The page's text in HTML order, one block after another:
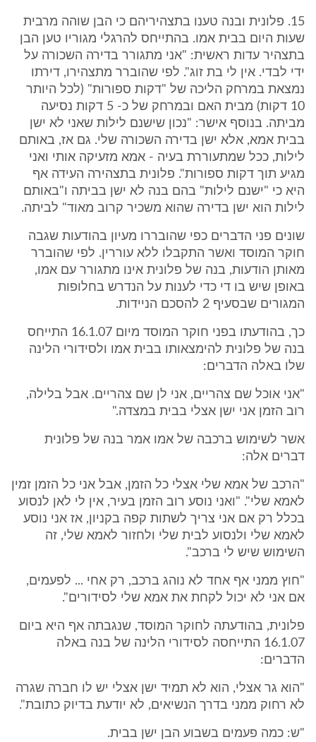
15. פלונית ובנה טענו בתצהיריהם כי הבן שוהה מרבית
שעות היום בבית אמו. בהתייחס להרגלי מגוריו טען הבן
בתצהיר עדות ראשית: "אני מתגורר בדירה השכורה על
ידי לבדי. אין לי בת זוג". לפי שהוברר מתצהירו, דירתו
נמצאת במרחק הליכה של "דקות ספורות" (לכל היותר
10 דקות) מבית האם ובמרחק של כ- 5 דקות נסיעה
מביתה. בנוסף אישר: "נכון שישנם לילות שאני לא ישן
בבית אמא, אלא ישן בדירה השכורה שלי. גם אז, באותם
לילות, ככל שמתעוררת בעיה - אמא מזעיקה אותי ואני
מגיע תוך דקות ספורות". פלונית בתצהירה העידה אף
היא כי "ישנם לילות" בהם בנה לא ישן בביתה ו"באותם
לילות הוא ישן בדירה שהוא משכיר קרוב מאוד" לביתה.
שונים פני הדברים כפי שהובררו מעיון בהודעות שגבה
חוקר המוסד ואשר התקבלו ללא עוררין. לפי שהוברר
מאותן הודעות, בנה של פלונית אינו מתגורר עם אמו,
באופן שיש בו די כדי לענות על הנדרש בחלופות
המגורים שבסעיף 2 להסכם הניידות.
כך, בהודעתו בפני חוקר המוסד מיום 16.1.07 התייחס
בנה של פלונית להימצאותו בבית אמו ולסידורי הלינה
שלו באלה הדברים:
"אני אוכל שם צהריים, אני לן שם צהריים. אבל בלילה,
רוב הזמן אני ישן אצלי בבית במצדה."
אשר לשימוש ברכבה של אמו אמר בנה של פלונית
דברים אלה:
"הרכב של אמא שלי אצלי כל הזמן, אבל אני כל הזמן זמין
לאמא שלי". "ואני נוסע רוב הזמן בעיר, אין לי לאן לנסוע
בכלל רק אם אני צריך לשתות קפה בקניון, אז אני נוסע
לאמא שלי ולנסוע לבית שלי ולחזור לאמא שלי, זה
השימוש שיש לי ברכב".
"חוץ ממני אף אחד לא נוהג ברכב, רק אחי ... לפעמים,
אם אני לא יכול לקחת את אמא שלי לסידורים".
פלונית, בהודעתה לחוקר המוסד, שנגבתה אף היא ביום
16.1.07 התייחסה לסידורי הלינה של בנה באלה
הדברים:
"הוא גר אצלי, הוא לא תמיד ישן אצלי יש לו חברה שגרה
לא רחוק ממני בדרך הנשיאים, לא יודעת בדיוק כתובת".
"ש: כמה פעמים בשבוע הבן ישן בבית.